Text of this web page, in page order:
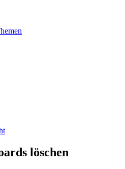
löschen